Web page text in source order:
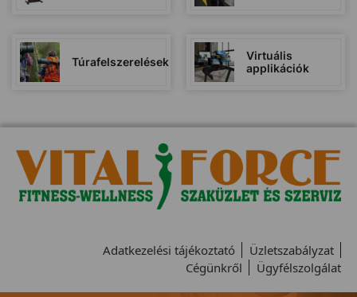
Túrafelszerelések
Virtuális
applikációk
Adatkezelési tájékoztató
Üzletszabályzat
Cégünkről
Ügyfélszolgálat